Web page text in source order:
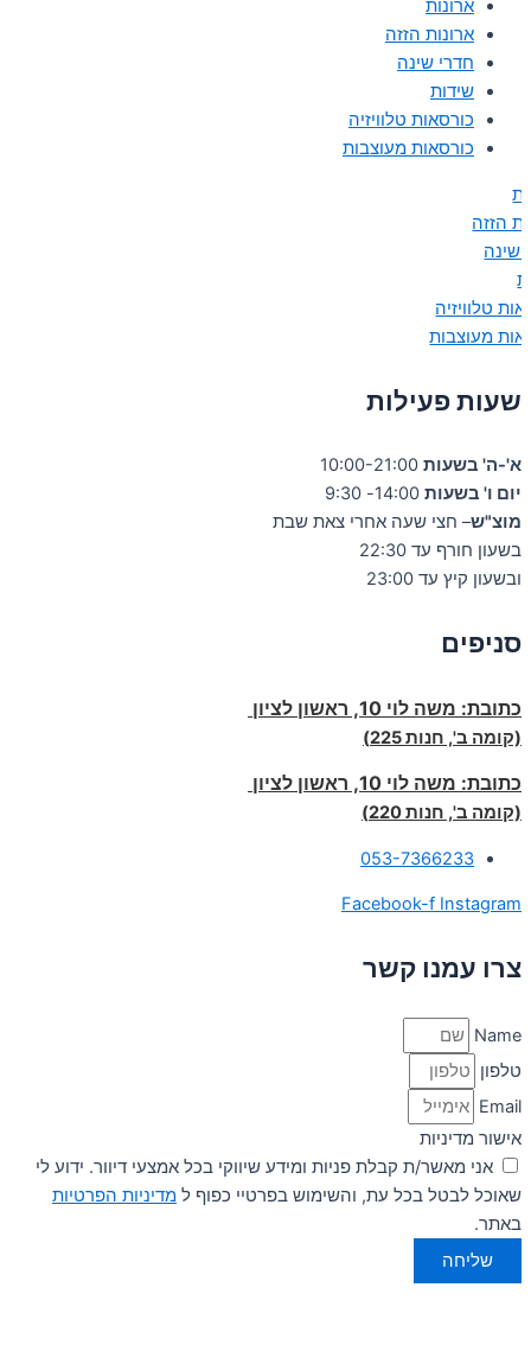
ארונות
ארונות הזזה
חדרי שינה
שידות
כורסאות טלוויזיה
כורסאות מעוצבות
הזזה
שינה
טלוויזיה
מעוצבות
שעות פעילות
א'-ה' בשעות
יום ו' בשעות
מוצ"ש– חצי שעה אחרי צאת שבת
בשעון חורף עד 22:30
ובשעון קיץ עד 23:00
סניפים
כתובת: משה לוי 10, ראשון לציון
(קומה ב', חנות 225)
כתובת: משה לוי 10, ראשון לציון
(קומה ב', חנות 220)
053-7366233
Facebook-f Instagram
צרו עמנו קשר
Name
טלפון
Email
אישור מדיניות
אני מאשר/ת קבלת פניות ומידע שיווקי בכל אמצעי דיוור. ידוע לי
שאוכל לבטל בכל עת, והשימוש בפרטיי כפוף ל מדיניות הפרטיות
באתר.
שליחה